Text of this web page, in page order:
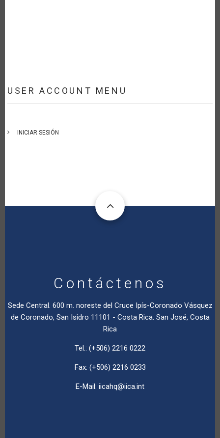
USER ACCOUNT MENU
INICIAR SESIÓN
Contáctenos
Sede Central. 600 m. noreste del Cruce Ipís-Coronado Vásquez
de Coronado, San Isidro 11101 - Costa Rica. San José, Costa
Rica
Tel.: (+506) 2216 0222
Fax: (+506) 2216 0233
E-Mail: iicahq@iica.int